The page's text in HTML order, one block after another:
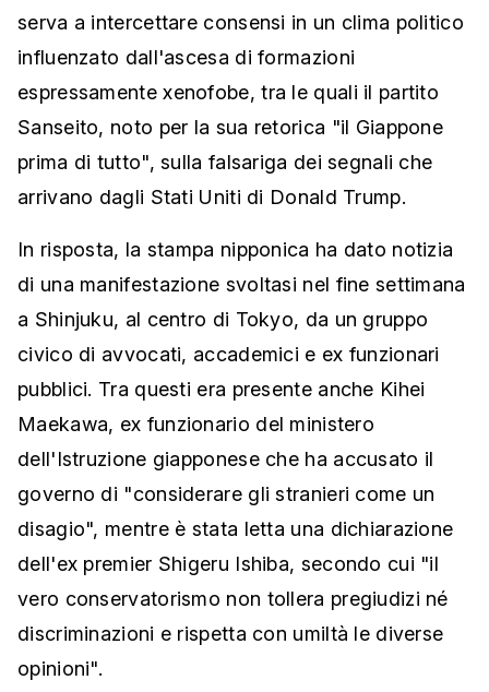
serva a intercettare consensi in un clima politico
influenzato dall'ascesa di formazioni
espressamente xenofobe, tra le quali il partito
Sanseito, noto per la sua retorica "il Giappone
prima di tutto", sulla falsariga dei segnali che
arrivano dagli Stati Uniti di Donald Trump.
In risposta, la stampa nipponica ha dato notizia
di una manifestazione svoltasi nel fine settimana
a Shinjuku, al centro di Tokyo, da un gruppo
civico di avvocati, accademici e ex funzionari
pubblici. Tra questi era presente anche Kihei
Maekawa, ex funzionario del ministero
dell'Istruzione giapponese che ha accusato il
governo di "considerare gli stranieri come un
disagio", mentre è stata letta una dichiarazione
dell'ex premier Shigeru Ishiba, secondo cui "il
vero conservatorismo non tollera pregiudizi né
discriminazioni e rispetta con umiltà le diverse
opinioni".